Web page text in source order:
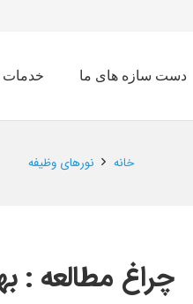
دست سازه های ما خدمات
خانه نورهای وظیفه
چراغ‌ مطالعه :